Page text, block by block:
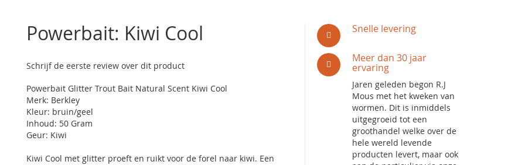
Powerbait: Kiwi Cool
Schrijf de eerste review over dit product
Powerbait Glitter Trout Bait Natural Scent Kiwi Cool
Merk: Berkley
Kleur: bruin/geel
Inhoud: 50 Gram
Geur: Kiwi
Kiwi Cool met glitter proeft en ruikt voor de forel naar kiwi. Een
Snelle levering
Meer dan 30 jaar
ervaring
Jaren geleden begon R.J
Mous met het kweken van
wormen. Dit is inmiddels
uitgegroeid tot een
groothandel welke over de
hele wereld levende
producten levert, maar ook